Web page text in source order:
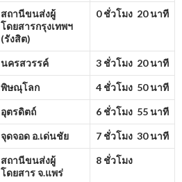
สถานีขนส่งผู้
โดยสารกรุงเทพฯ
(รังสิต)
0 ชั่วโมง 20 นาที
นครสวรรค์ 3 ชั่วโมง 20 นาที
พิษณุโลก 4 ชั่วโมง 50 นาที
อุตรดิตถ์ 6 ชั่วโมง 55 นาที
จุดจอด อ.เด่นชัย 7 ชั่วโมง 30 นาที
สถานีขนส่งผู้
โดยสาร จ.แพร่
8 ชั่วโมง